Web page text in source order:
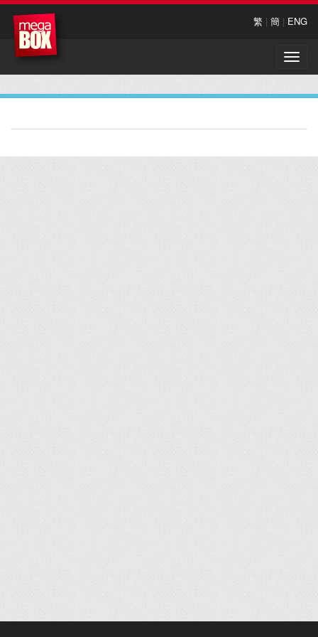
繁 | 簡 | ENG
Toggle